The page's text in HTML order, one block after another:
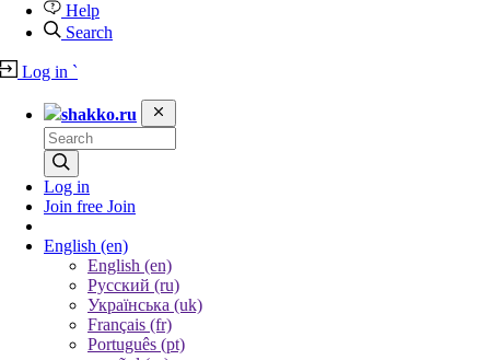
Help
Search
Log in `
shakko.ru
Log in
Join free Join
English (en)
English (en)
Русский (ru)
Українська (uk)
Français (fr)
Português (pt)